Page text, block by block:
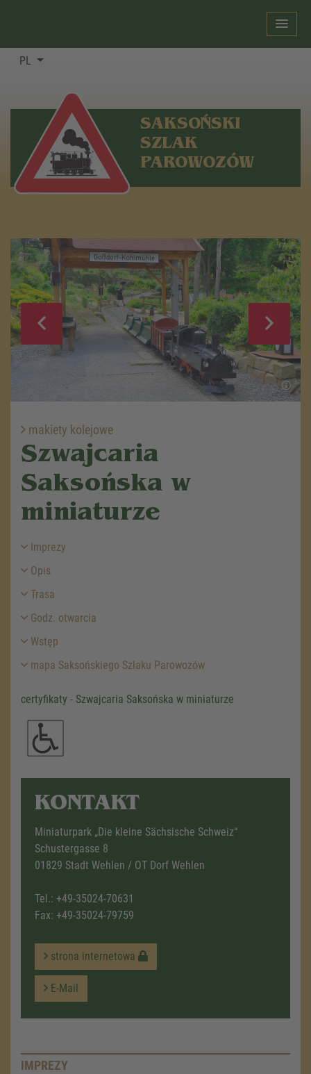
PL
SAKSOŃSKI
SZLAK
PAROWOZÓW
makiety kolejowe
Szwajcaria
Saksońska w
miniaturze
Imprezy
Opis
Trasa
Godz. otwarcia
Wstęp
mapa Saksońskiego Szlaku Parowozów
certyfikaty - Szwajcaria Saksońska w miniaturze
KONTAKT
Miniaturpark „Die kleine Sächsische Schweiz“
Schustergasse 8
01829 Stadt Wehlen / OT Dorf Wehlen
Tel.: +49-35024-70631
Fax: +49-35024-79759
strona internetowa
E-Mail
IMPREZY